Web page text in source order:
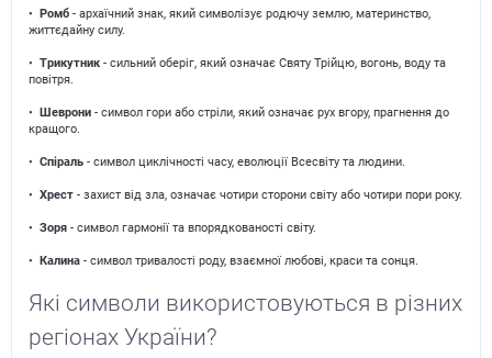
• Ромб - архаїчний знак, який символізує родючу землю, материнство,
життєдайну силу.
• Трикутник - сильний оберіг, який означає Святу Трійцю, вогонь, воду та
повітря.
• Шеврони - символ гори або стріли, який означає рух вгору, прагнення до
кращого.
• Спіраль - символ циклічності часу, еволюції Всесвіту та людини.
• Хрест- захист від зла, означає чотири сторони світу або чотири пори року.
• Зоря - символ гармонії та впорядкованості світу.
• Калина - символ тривалості роду, взаємної любові, краси та сонця.
Які символи використовуються в різних
регіонах України?